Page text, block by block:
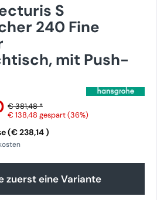
S
240 Fine
mit Push-
€ 381,48 *
€ 138,48 gespart (36%)
(€ 238,14 )
zuerst eine Variante